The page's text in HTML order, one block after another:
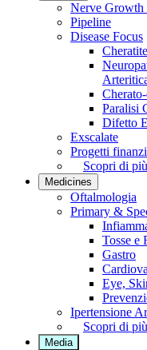
Nerve Growth
Pipeline
Disease Focus
Paralisi
Difetto
Exscalate
Progetti
Scopri di
Medicines
Oftalmologia
Primary &
Tosse e
Gastro
Eye,
Ipertensione
Scopri di
Media